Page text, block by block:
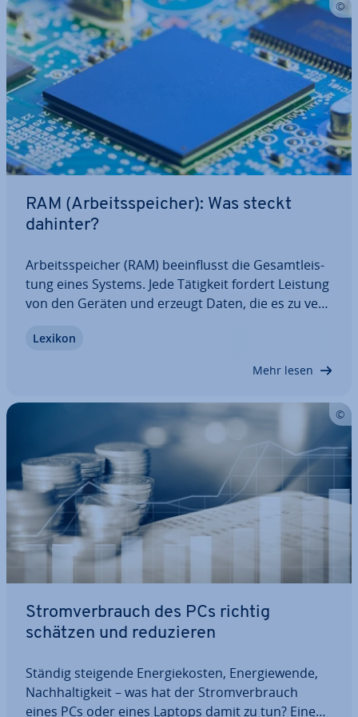
RAM (Ar­beits­spei­cher): Was steckt
dahinter?
Ar­beits­spei­cher (RAM) be­ein­flusst die Ge­samt­leis­
tung eines Systems. Jede Tätigkeit fordert Leistung
von den Geräten und erzeugt Daten, die es zu ver­
Daten ge­währ­leis­tet werden kann, verwendet man
Lexikon
Mehr lesen
Strom­ver­brauch des PCs richtig
schätzen und re­du­zie­ren
Ständig steigende En­er­gie­kos­ten, En­er­gie­wen­de,
Nach­hal­tig­keit – was hat der Strom­ver­brauch
eines PCs oder eines Laptops damit zu tun? Eine